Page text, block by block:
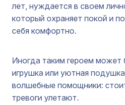
лет, нуждается в своем
который охраняет покой и
себя комфортно.
Иногда таким героем может
игрушка или уютная
волшебные помощники:
тревоги улетают.